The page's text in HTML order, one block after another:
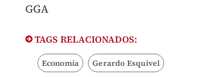
GGA
TAGS RELACIONADOS:
Economía Gerardo Esquivel